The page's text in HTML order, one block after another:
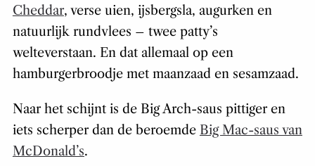
Cheddar, verse uien, ijsbergsla, augurken en
natuurlijk rundvlees – twee patty’s
welteverstaan. En dat allemaal op een
hamburgerbroodje met maanzaad en sesamzaad.
Naar het schijnt is de Big Arch-saus pittiger en
iets scherper dan de beroemde Big Mac-saus van
McDonald’s.